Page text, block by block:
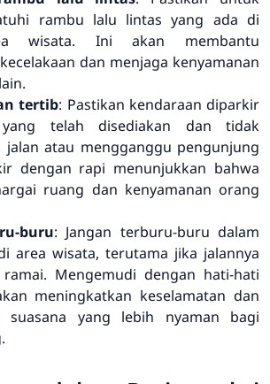
rambu lalu lintas yang ada di
wisata. Ini akan membantu
dan menjaga kenyamanan
tertib: Pastikan kendaraan diparkir
telah disediakan dan tidak
jalan atau mengganggu pengunjung
dengan rapi menunjukkan bahwa
ruang dan kenyamanan orang
buru: Jangan terburu-buru dalam
area wisata, terutama jika jalannya
Mengemudi dengan hati-hati
meningkatkan keselamatan dan
suasana yang lebih nyaman bagi